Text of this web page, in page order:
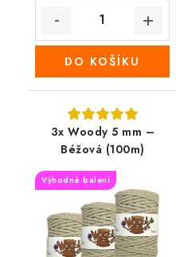
DO KOŠÍKU
3x Woody 5 mm –
Béžová (100m)
Výhodné balení